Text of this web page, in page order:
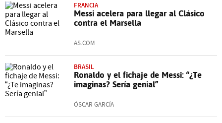
FRANCIA
Messi acelera para llegar al Clásico
contra el Marsella
AS.COM
BRASIL
Ronaldo y el fichaje de Messi: “¿Te
imaginas? Sería genial”
ÓSCAR GARCÍA